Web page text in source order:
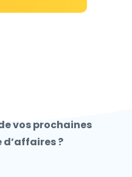
vos prochaines
?